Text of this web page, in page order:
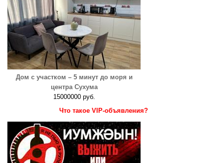
Дом с участком – 5 минут до моря и
центра Сухума
15000000 руб.
Что такое VIP-объявления?